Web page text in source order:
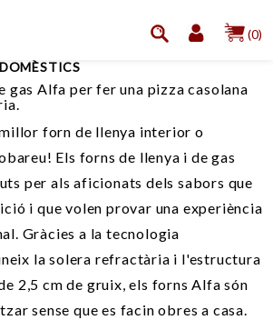
(0)
gas Alfa per fer una pizza casolana
forn de llenya interior o
Els forns de llenya i de gas
per als aficionats dels sabors que
i que volen provar una experiència
Gràcies a la tecnologia
la solera refractària i l'estructura
2,5 cm de gruix, els forns Alfa són
sense que es facin obres a casa.